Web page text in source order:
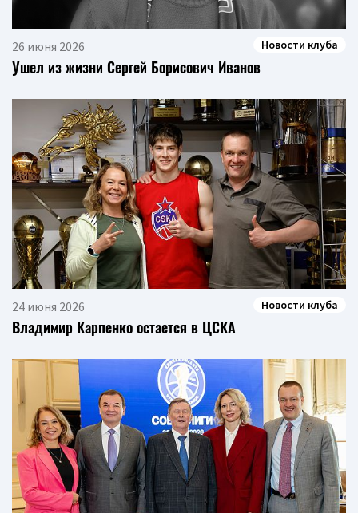
26 июня 2026 Новости клуба
Ушел из жизни Сергей Борисович Иванов
24 июня 2026 Новости клуба
Владимир Карпенко остается в ЦСКА